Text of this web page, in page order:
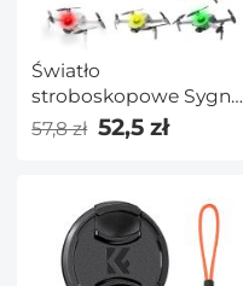
Światło
stroboskopowe Sygnał
świetlny Ramię
maszyny Światło
opakowanie,
odpowiednie dla DJI
DJI FPV/ Mini 2 / Mavic
Air 2 / Mavic mini itp.
57,8 zł 52,5 zł